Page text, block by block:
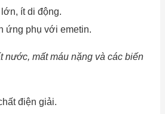
ít di động.
ứng phụ với emetin.
nước, mất máu nặng và các biến
điện giải.